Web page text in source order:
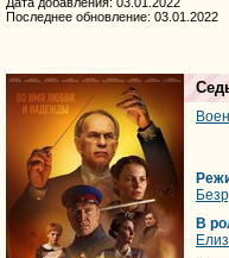
Последнее обновление: 03.01.2022
В